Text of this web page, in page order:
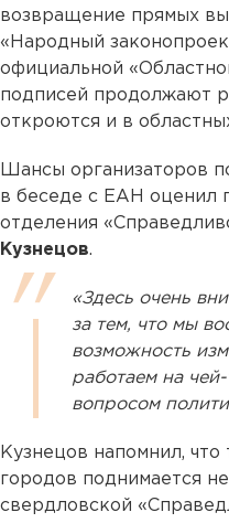
возвращение прямых
«Народный
официальной
подписей продолжают
откроются и в
Шансы организаторов
в беседе с ЕАН оценил
отделения
Кузнецов.
«Здесь очень
за тем, что мы
возможность
работаем на
вопросом
Кузнецов напомнил,
городов поднимается
свердловской